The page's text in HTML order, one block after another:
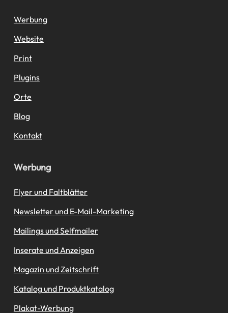
Werbung
Website
Print
Plugins
Orte
Blog
Kontakt
Werbung
Flyer und Faltblätter
Newsletter und E-Mail-Marketing
Mailings und Selfmailer
Inserate und Anzeigen
Magazin und Zeitschrift
Katalog und Produktkatalog
Plakat-Werbung